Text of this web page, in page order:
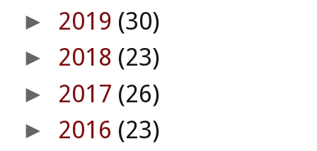
► 2019 (30)
► 2018 (23)
► 2017 (26)
► 2016 (23)